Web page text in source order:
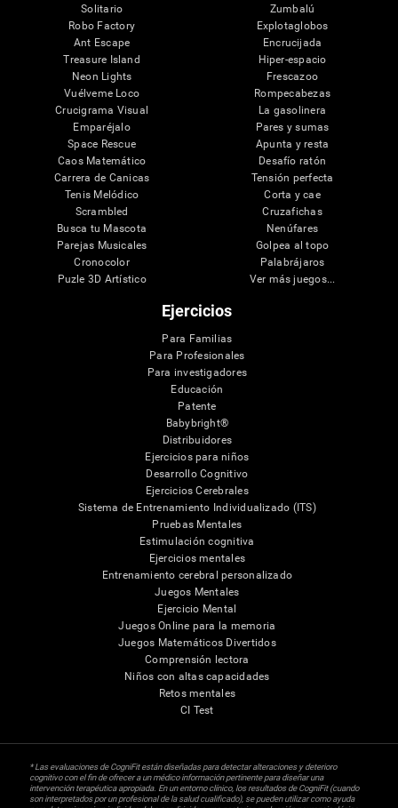
Solitario
Robo Factory
Ant Escape
Treasure Island
Neon Lights
Vuélveme Loco
Crucigrama Visual
Emparéjalo
Space Rescue
Caos Matemático
Carrera de Canicas
Tenis Melódico
Scrambled
Busca tu Mascota
Parejas Musicales
Cronocolor
Puzle 3D Artístico
Zumbalú
Explotaglobos
Encrucijada
Hiper-espacio
Frescazoo
Rompecabezas
La gasolinera
Pares y sumas
Apunta y resta
Desafío ratón
Tensión perfecta
Corta y cae
Cruzafichas
Nenúfares
Golpea al topo
Palabrájaros
Ver más juegos...
Ejercicios
Para Familias
Para Profesionales
Para investigadores
Educación
Patente
Babybright®
Distribuidores
Ejercicios para niños
Desarrollo Cognitivo
Ejercicios Cerebrales
Sistema de Entrenamiento Individualizado (ITS)
Pruebas Mentales
Estimulación cognitiva
Ejercicios mentales
Entrenamiento cerebral personalizado
Juegos Mentales
Ejercicio Mental
Juegos Online para la memoria
Juegos Matemáticos Divertidos
Comprensión lectora
Niños con altas capacidades
Retos mentales
CI Test
* Las evaluaciones de CogniFit están diseñadas para detectar alteraciones y deterioro
cognitivo con el fin de ofrecer a un médico información pertinente para diseñar una
intervención terapéutica apropiada. En un entorno clínico, los resultados de CogniFit (cuando
son interpretados por un profesional de la salud cualificado), se pueden utilizar como ayuda